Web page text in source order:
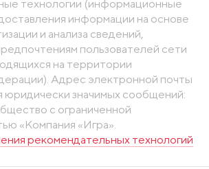
технологии (информационные
информации на основе
и анализа сведений,
пользователей сети
на территории
Адрес электронной почты
юридически значимых сообщений:
с ограниченной
«Компания «Игра».
рекомендательных технологий